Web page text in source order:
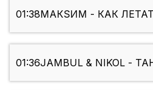
01:38МАКSИМ - КАК
01:36JAMBUL & NIKOL -